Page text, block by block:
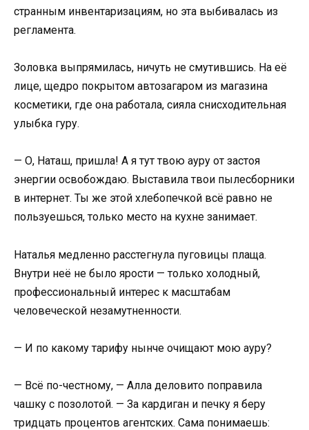
странным инвентаризациям, но эта выбивалась из
регламента.
Золовка выпрямилась, ничуть не смутившись. На её
лице, щедро покрытом автозагаром из магазина
косметики, где она работала, сияла снисходительная
улыбка гуру.
— О, Наташ, пришла! А я тут твою ауру от застоя
энергии освобождаю. Выставила твои пылесборники
в интернет. Ты же этой хлебопечкой всё равно не
пользуешься, только место на кухне занимает.
Наталья медленно расстегнула пуговицы плаща.
Внутри неё не было ярости — только холодный,
профессиональный интерес к масштабам
человеческой незамутненности.
— И по какому тарифу нынче очищают мою ауру?
— Всё по-честному, — Алла деловито поправила
чашку с позолотой. — За кардиган и печку я беру
тридцать процентов агентских. Сама понимаешь: